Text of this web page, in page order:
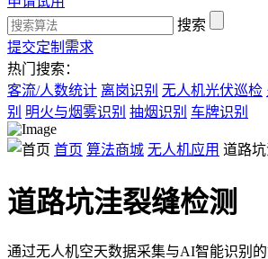
搜索
提交定制需求
热门搜索：
客流/人数统计 离岗识别 无人机光伏巡检
别 明火与烟雾识别 抽烟识别 车牌识别
首页 算法商城 无人机应用 道路
道路坑洼裂缝检测
通过无人机空天数据采集与AI智能识别